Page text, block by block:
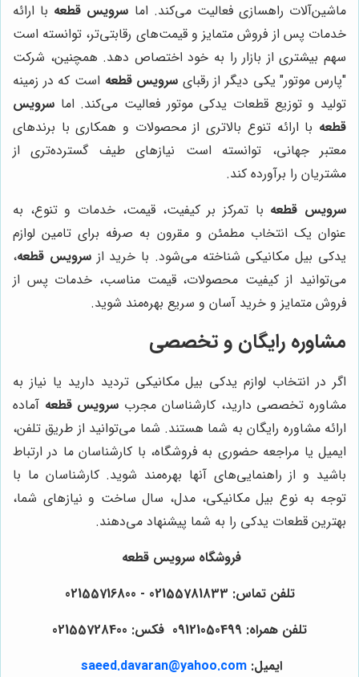
ماشین‌آلات راهسازی فعالیت می‌کند. اما سرویس قطعه با ارائه
خدمات پس از فروش متمایز و قیمت‌های رقابتی‌تر، توانسته است
سهم بیشتری از بازار را به خود اختصاص دهد. همچنین، شرکت
"پارس موتور" یکی دیگر از رقبای سرویس قطعه است که در زمینه
تولید و توزیع قطعات یدکی موتور فعالیت می‌کند. اما سرویس
قطعه با ارائه تنوع بالاتری از محصولات و همکاری با برندهای
معتبر جهانی، توانسته است نیازهای طیف گسترده‌تری از
مشتریان را برآورده کند.
سرویس قطعه با تمرکز بر کیفیت، قیمت، خدمات و تنوع، به
عنوان یک انتخاب مطمئن و مقرون به صرفه برای تامین لوازم
یدکی بیل مکانیکی شناخته می‌شود. با خرید ازسرویس قطعه،
می‌توانید از کیفیت محصولات، قیمت مناسب، خدمات پس از
فروش متمایز و خرید آسان و سریع بهره‌مند شوید.
مشاوره رایگان و تخصصی
اگر در انتخاب لوازم یدکی بیل مکانیکی تردید دارید یا نیاز به
مشاوره تخصصی دارید، کارشناسان مجرب سرویس قطعه آماده
ارائه مشاوره رایگان به شما هستند. شما می‌توانید از طریق تلفن،
ایمیل یا مراجعه حضوری به فروشگاه، با کارشناسان ما در ارتباط
باشید و از راهنمایی‌های آنها بهره‌مند شوید. کارشناسان ما با
توجه به نوع بیل مکانیکی، مدل، سال ساخت و نیازهای شما،
بهترین قطعات یدکی را به شما پیشنهاد می‌دهند.
فروشگاه سرویس قطعه
تلفن تماس: 02155781833 - 02155716800
تلفن همراه: 09121050499 فکس: 02155728400
ایمیل: saeed.davaran@yahoo.com